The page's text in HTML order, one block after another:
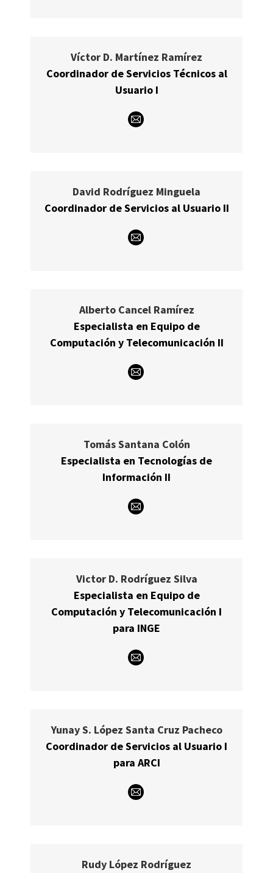
Víctor D. Martínez Ramírez
Coordinador de Servicios Técnicos al
Usuario I
E-
David Rodríguez Minguela
Coordinador de Servicios al Usuario II
E-
Alberto Cancel Ramírez
Especialista en Equipo de
Computación y Telecomunicación II
E-
Tomás Santana Colón
Especialista en Tecnologías de
Información II
E-
Victor D. Rodríguez Silva
Especialista en Equipo de
Computación y Telecomunicación I
para INGE
E-
Yunay S. López Santa Cruz Pacheco
Coordinador de Servicios al Usuario I
para ARCI
E-
Rudy López Rodríguez